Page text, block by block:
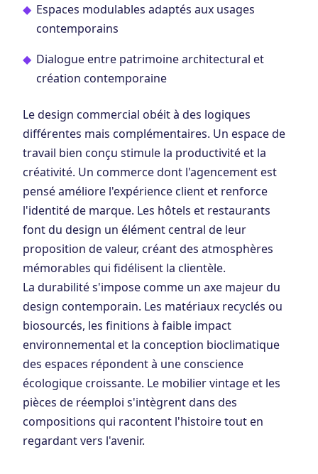
Espaces modulables adaptés aux usages
contemporains
Dialogue entre patrimoine architectural et
création contemporaine
Le design commercial obéit à des logiques
différentes mais complémentaires. Un espace de
travail bien conçu stimule la productivité et la
créativité. Un commerce dont l'agencement est
pensé améliore l'expérience client et renforce
l'identité de marque. Les hôtels et restaurants
font du design un élément central de leur
proposition de valeur, créant des atmosphères
mémorables qui fidélisent la clientèle.
La durabilité s'impose comme un axe majeur du
design contemporain. Les matériaux recyclés ou
biosourcés, les finitions à faible impact
environnemental et la conception bioclimatique
des espaces répondent à une conscience
écologique croissante. Le mobilier vintage et les
pièces de réemploi s'intègrent dans des
compositions qui racontent l'histoire tout en
regardant vers l'avenir.